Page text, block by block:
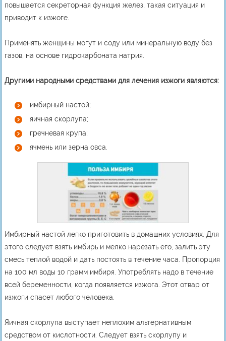
повышается секреторная функция желез, такая ситуация и
приводит к изжоге.
Применять женщины могут и соду или минеральную воду без
газов, на основе гидрокарбоната натрия.
Другими народными средствами для лечения изжоги являются:
имбирный настой;
яичная скорлупа;
гречневая крупа;
ячмень или зерна овса.
Имбирный настой легко приготовить в домашних условиях. Для
этого следует взять имбирь и мелко нарезать его, залить эту
смесь теплой водой и дать постоять в течение часа. Пропорция
на 100 мл воды 10 грамм имбиря. Употреблять надо в течение
всей беременности, когда появляется изжога. Этот отвар от
изжоги спасет любого человека.
Яичная скорлупа выступает неплохим альтернативным
средством от кислотности. Следует взять скорлупу и